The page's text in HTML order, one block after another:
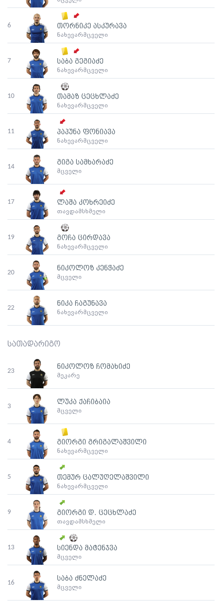
6 თორნიკე ასკურავა
ნახევარმცველი
7 საბა გეგიაძე
ნახევარმცველი
10 თამაზ ცეცხლაძე
ნახევარმცველი
11 პაპუნა ფონიავა
ნახევარმცველი
14
გიგა სამხარაძე
მცველი
17 ლაშა კოხრეიძე
თავდამსხმელი
19 გოჩა ცირდავა
ნახევარმცველი
20
ნიკოლოზ კენჭაძე
მცველი
22
ნიკა ჩაგუნავა
ნახევარმცველი
სათადარიგო
23
ნიკოლოზ ჩომახიძე
მეკარე
3
ლუკა ქაჩიბაია
მცველი
4 გიორგი გრიგალაშვილი
ნახევარმცველი
5 თემურ ცალუღელაშვილი
ნახევარმცველი
9 გიორგი დ. ცეცხლაძე
თავდამსხმელი
13 სიენდა მატენჯვა
მცველი
16
საბა ძნელაძე
მცველი